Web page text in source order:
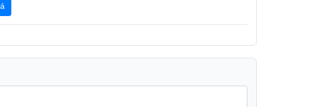
để bàn được làm thủ công tinh xảo cho căn phòng
của Ditoo Pro và ánh sáng nghệ thuật Pixel cung
của bạn
tính năng của Ditoo Pro nằm trong một máy tính cá